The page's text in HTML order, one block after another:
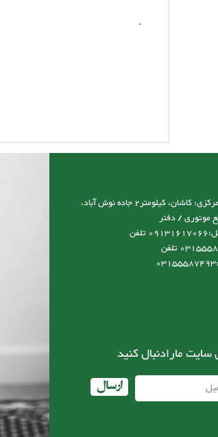
.
آدرس نمایشگاه و کارخانه و دفتر مرکزی: کاشان، کیلومتر2 جاده نوش آباد،
موتوری / دفتر
مرکزی:09131617066 مدیرعامل:09131617066 تلفن
کارخانه:03155587492-03155587493 تلفن
سایت مارادنبال کنید
ارسال